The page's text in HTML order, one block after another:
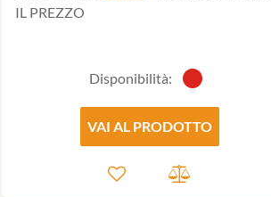
IL PREZZO
Disponibilità:
VAI AL PRODOTTO